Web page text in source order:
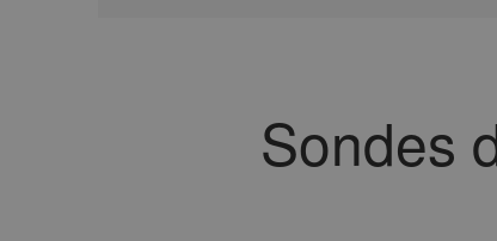
Sondes